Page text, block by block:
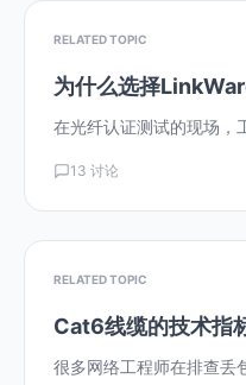
RELATED TOPIC
为什么选择
在光纤认证测试的现场，
13 讨论
RELATED TOPIC
Cat6线缆的技术指
很多网络工程师在排查丢